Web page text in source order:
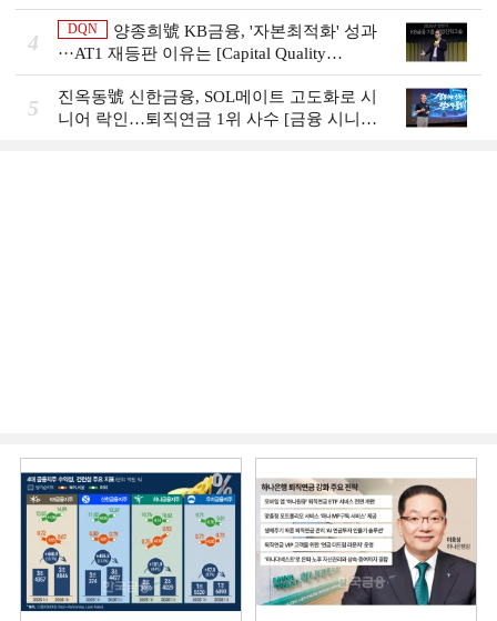
머니무브 대응 전략]
4
DQN
양종희號 KB금융, '자본최적화' 성과
···AT1 재등판 이유는 [Capital Quality
Review]]
5
진옥동號 신한금융, SOL메이트 고도화로 시
니어 락인…퇴직연금 1위 사수 [금융 시니어